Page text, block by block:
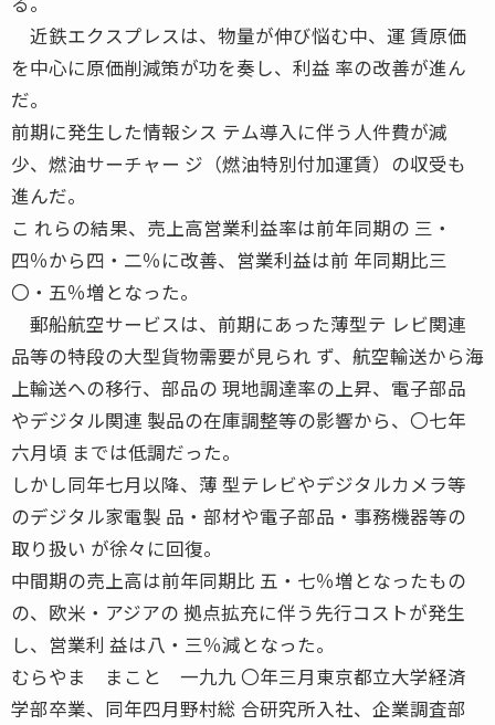
近鉄エクスプレスは、物量が伸び悩む中、運 賃原価
を中心に原価削減策が功を奏し、利益 率の改善が進ん
だ。
前期に発生した情報シス テム導入に伴う人件費が減
少、燃油サーチャー ジ（燃油特別付加運賃）の収受も
進んだ。
こ れらの結果、売上高営業利益率は前年同期の 三・
四％から四・二％に改善、営業利益は前 年同期比三
〇・五％増となった。
郵船航空サービスは、前期にあった薄型テ レビ関連
品等の特段の大型貨物需要が見られ ず、航空輸送から海
上輸送への移行、部品の 現地調達率の上昇、電子部品
やデジタル関連 製品の在庫調整等の影響から、〇七年
六月頃 までは低調だった。
しかし同年七月以降、薄 型テレビやデジタルカメラ等
のデジタル家電製 品・部材や電子部品・事務機器等の
取り扱い が徐々に回復。
中間期の売上高は前年同期比 五・七％増となったもの
の、欧米・アジアの 拠点拡充に伴う先行コストが発生
し、営業利 益は八・三％減となった。
むらやま まこと 一九九 〇年三月東京都立大学経済
学部卒業、同年四月野村総 合研究所入社、企業調査部